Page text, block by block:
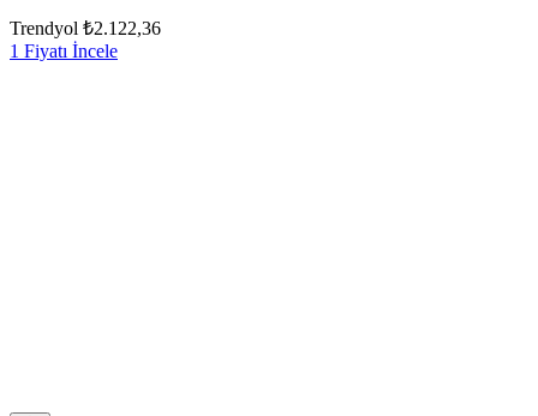
Trendyol ₺2.122,36
1 Fiyatı İncele